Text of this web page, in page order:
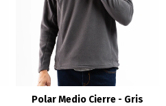
Polar Medio Cierre - Gris